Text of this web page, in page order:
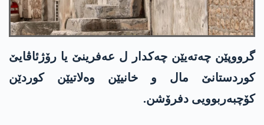
گرووپێن چه‌ته‌یێن چەکدار ل عەفرینێ یا رۆژئاڤایێ
کوردستانێ مال و خانیێن وەلاتیێن کوردێن
کۆچبەربوویی دفرۆشن.